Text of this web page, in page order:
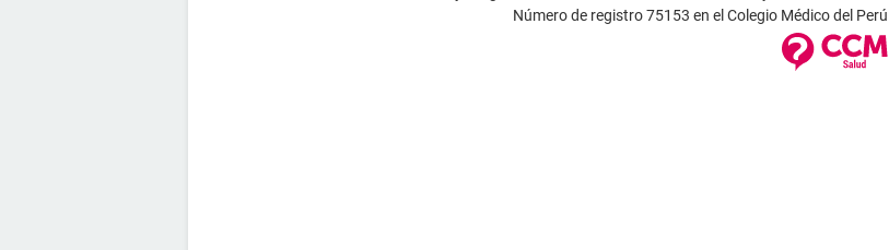
Número de registro 75153 en el Colegio Médico del Perú